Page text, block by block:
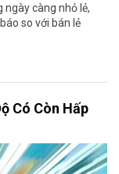
càng nhỏ lẻ,
so với bán lẻ
Có Còn Hấp